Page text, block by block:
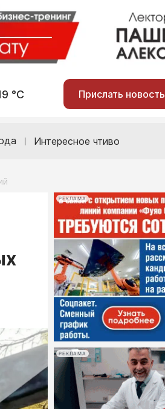
°С Прислать новость
Интересное чтиво
РЕКЛАМА
РЕКЛАМА